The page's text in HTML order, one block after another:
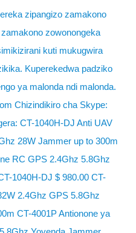
zipangizo zamakono
zowonongeka
kuti mukugwira
Kuperekedwa padziko
ya malonda ndi malonda.
Chizindikiro cha Skype:
CT-1040H-DJ Anti UAV
28W Jammer up to 300m
RC GPS 2.4Ghz 5.8Ghz
1040H-DJ $ 980.00 CT-
2.4Ghz GPS 5.8Ghz
CT-4001P Antionone ya